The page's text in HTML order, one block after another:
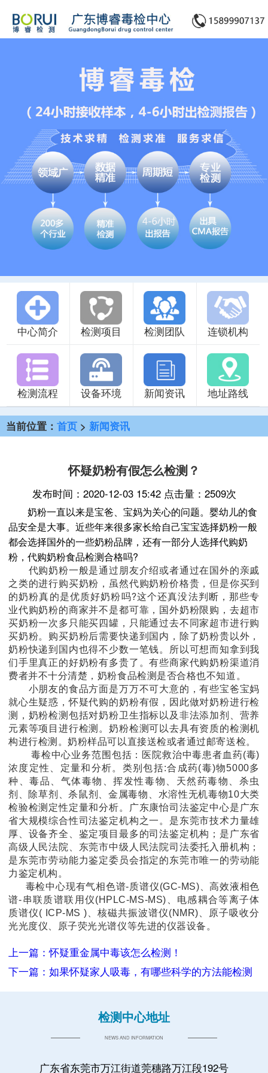
中心简介 检测项目 检测团队 连锁机构
检测流程 设备环境 新闻资讯 地址路线
当前位置： 首页 > 新闻资讯
怀疑奶粉有假怎么检测？
发布时间：2020-12-03 15:42 点击量：2509次
奶粉一直以来是宝爸、宝妈为关心的问题。婴幼儿的食
品安全是大事。近些年来很多家长给自己宝宝选择奶粉一般
都会选择国外的一些奶粉品牌，还有一部分人选择代购奶
粉，代购奶粉食品检测合格吗?
代购奶粉一般是通过朋友介绍或者通过在国外的亲戚
之类的进行购买奶粉，虽然代购奶粉价格贵，但是你买到
的奶粉真的是优质好奶粉吗?这个还真没法判断，那些专
业代购奶粉的商家并不是都可靠，国外奶粉限购，去超市
买奶粉一次多只能买四罐，只能通过去不同家超市进行购
买奶粉。购买奶粉后需要快递到国内，除了奶粉贵以外，
奶粉快递到国内也得不少数一笔钱。所以可想而知拿到我
们手里真正的好奶粉有多贵了。有些商家代购奶粉渠道消
费者并不十分清楚，奶粉食品检测是否合格也不知道。
小朋友的食品方面是万万不可大意的，有些宝爸宝妈
就心生疑惑，怀疑代购的奶粉有假，因此做对奶粉进行检
测，奶粉检测包括对奶粉卫生指标以及非法添加剂、营养
元素等项目进行检测。奶粉检测可以去具有资质的检测机
构进行检测。奶粉样品可以直接送检或者通过邮寄送检。
毒检中心业务范围包括：医院救治中毒患者血药(毒)
浓度定性、定量和分析。类别包括:合成药(毒)物5000多
种、毒品、气体毒物、挥发性毒物、天然药毒物、杀虫
剂、除草剂、杀鼠剂、金属毒物、水溶性无机毒物10大类
检验检测定性定量和分析。广东康怡司法鉴定中心是广东
省大规模综合性司法鉴定机构之一。是东莞市技术力量雄
厚、设备齐全、鉴定项目最多的司法鉴定机构；是广东省
高级人民法院、东莞市中级人民法院司法委托入册机构；
是东莞市劳动能力鉴定委员会指定的东莞市唯一的劳动能
力鉴定机构。
毒检中心现有气相色谱-质谱仪(GC-MS)、高效液相色
谱-串联质谱联用仪(HPLC-MS-MS)、电感耦合等离子体
质谱仪( ICP-MS )、核磁共振波谱仪(NMR)、原子吸收分
光光度仪、原子荧光光谱仪等先进的仪器设备。
上一篇：怀疑重金属中毒该怎么检测！
下一篇：如果怀疑家人吸毒，有哪些科学的方法能检测
检测中心地址
NEWS AND INFORMATION
广东省东莞市万江街道莞穗路万江段192号